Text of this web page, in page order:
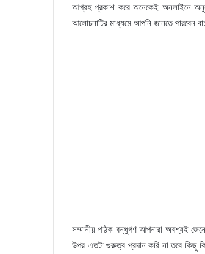
আগ্রহ প্রকাশ করে অনেকেই অনলাইনে
আলোচনাটির মাধ্যমে আপনি জানতে পারবেন
সম্মানীয় পাঠক বন্ধুগণ আপনারা অবশ্যই
উপর এতটা গুরুত্ব প্রদান করি না তবে কিছু